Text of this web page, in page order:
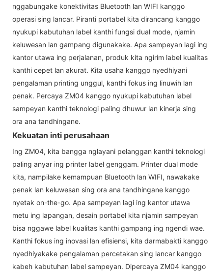
nggabungake konektivitas Bluetooth lan WIFI kanggo
operasi sing lancar. Piranti portabel kita dirancang kanggo
nyukupi kabutuhan label kanthi fungsi dual mode, njamin
keluwesan lan gampang digunakake. Apa sampeyan lagi ing
kantor utawa ing perjalanan, produk kita ngirim label kualitas
kanthi cepet lan akurat. Kita usaha kanggo nyedhiyani
pengalaman printing unggul, kanthi fokus ing linuwih lan
penak. Percaya ZM04 kanggo nyukupi kabutuhan label
sampeyan kanthi teknologi paling dhuwur lan kinerja sing
ora ana tandhingane.
Kekuatan inti perusahaan
Ing ZM04, kita bangga nglayani pelanggan kanthi teknologi
paling anyar ing printer label genggam. Printer dual mode
kita, nampilake kemampuan Bluetooth lan WIFI, nawakake
penak lan keluwesan sing ora ana tandhingane kanggo
nyetak on-the-go. Apa sampeyan lagi ing kantor utawa
metu ing lapangan, desain portabel kita njamin sampeyan
bisa nggawe label kualitas kanthi gampang ing ngendi wae.
Kanthi fokus ing inovasi lan efisiensi, kita darmabakti kanggo
nyedhiyakake pengalaman percetakan sing lancar kanggo
kabeh kabutuhan label sampeyan. Dipercaya ZM04 kanggo